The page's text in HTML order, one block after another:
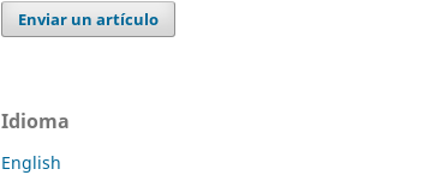
Enviar un artículo
Idioma
English